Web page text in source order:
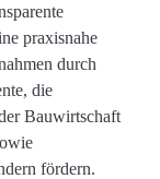
praxisnahe
durch
die
Bauwirtschaft
fördern.